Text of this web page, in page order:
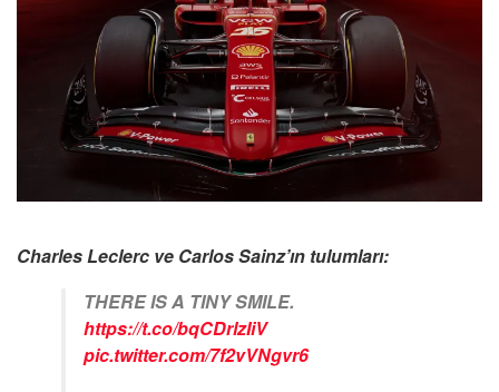
Charles Leclerc ve Carlos Sainz’ın tulumları:
THERE IS A TINY SMILE.
https://t.co/bqCDrlzIiV
pic.twitter.com/7f2vVNgvr6